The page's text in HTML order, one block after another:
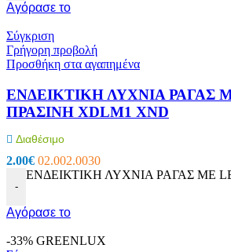
Αγόρασε το
Σύγκριση
Γρήγορη προβολή
Προσθήκη στα αγαπημένα
ΕΝΔΕΙΚΤΙΚΗ ΛΥΧΝΙΑ ΡΑΓΑΣ
ΠΡΑΣΙΝΗ XDLM1 XND
Διαθέσιμο
2.00€ 02.002.0030
-
ΕΝΔΕΙΚΤΙΚΗ ΛΥΧΝΙΑ ΡΑΓΑΣ ΜΕ
Αγόρασε το
-33% GREENLUX